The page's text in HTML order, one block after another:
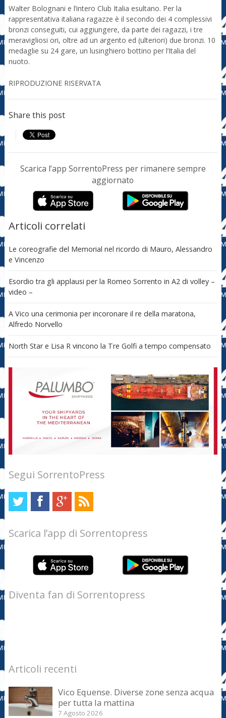
Walter Bolognani e l’intero Club Italia esultano. Per la
rappresentativa italiana ragazze è il secondo dei 4 complessivi
bronzi conseguiti, cui aggiungere, da parte dei ragazzi, i tre
meravigliosi ori, oltre ad un argento ed (ulteriori) due bronzi. 10
medaglie su 24 gare, un lusinghiero bottino per l’Italia del
nuoto.
RIPRODUZIONE RISERVATA
Share this post
Scarica l’app SorrentoPress per rimanere sempre
aggiornato
Articoli correlati
Le coreografie del Memorial nel ricordo di Mauro, Alessandro
e Vincenzo
Esordio tra gli applausi per la Romeo Sorrento in A2 di volley –
video –
A Vico una cerimonia per incoronare il re della maratona,
Alfredo Norvello
North Star e Lisa R vincono la Tre Golfi a tempo compensato
Segui SorrentoPress
Scarica l’app di Sorrentopress
Diventa fan di Sorrentopress
Articoli recenti
Vico Equense. Diverse zone senza acqua
per tutta la mattina
7 Agosto 2026